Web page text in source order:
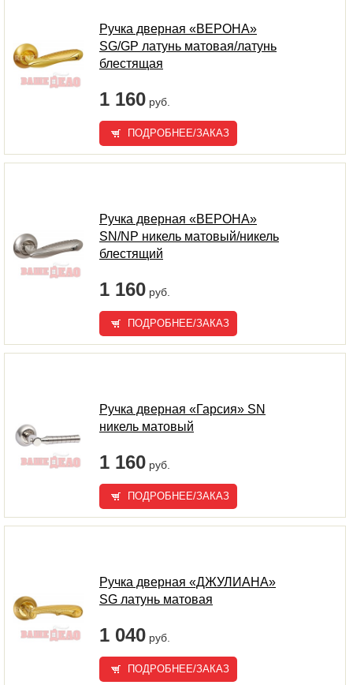
Ручка дверная «ВЕРОНА»
SG/GP латунь матовая/латунь
блестящая
1 160 руб.
ПОДРОБНЕЕ/ЗАКАЗ
Ручка дверная «ВЕРОНА»
SN/NP никель матовый/никель
блестящий
1 160 руб.
ПОДРОБНЕЕ/ЗАКАЗ
Ручка дверная «Гарсия» SN
никель матовый
1 160 руб.
ПОДРОБНЕЕ/ЗАКАЗ
Ручка дверная «ДЖУЛИАНА»
SG латунь матовая
1 040 руб.
ПОДРОБНЕЕ/ЗАКАЗ